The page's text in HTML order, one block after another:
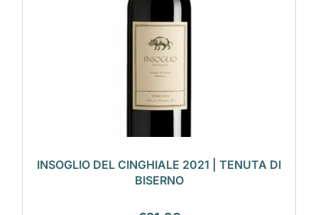
INSOGLIO DEL CINGHIALE 2021 | TENUTA DI
BISERNO